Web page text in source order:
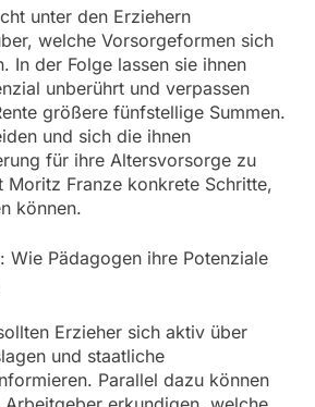
unter den Erziehern
welche Vorsorgeformen sich
In der Folge lassen sie ihnen
unberührt und verpassen
größere fünfstellige Summen.
und sich die ihnen
für ihre Altersvorsorge zu
Moritz Franze konkrete Schritte,
können.
Wie Pädagogen ihre Potenziale
Erzieher sich aktiv über
und staatliche
Parallel dazu können